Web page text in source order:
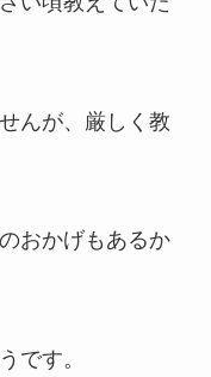
んが、厳しく教
おかげもあるか
です。